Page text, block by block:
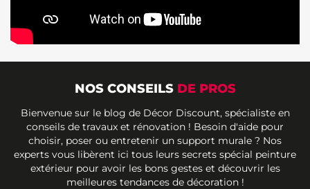
NOS CONSEILS DE PROS
Bienvenue sur le blog de Décor Discount, spécialiste en
conseils de travaux et rénovation ! Besoin d'aide pour
choisir, poser ou entretenir un support murale ? Nos
experts vous libèrent ici tous leurs secrets spécial peinture
extérieur pour avoir les bons gestes et découvrir les
meilleures tendances de décoration !